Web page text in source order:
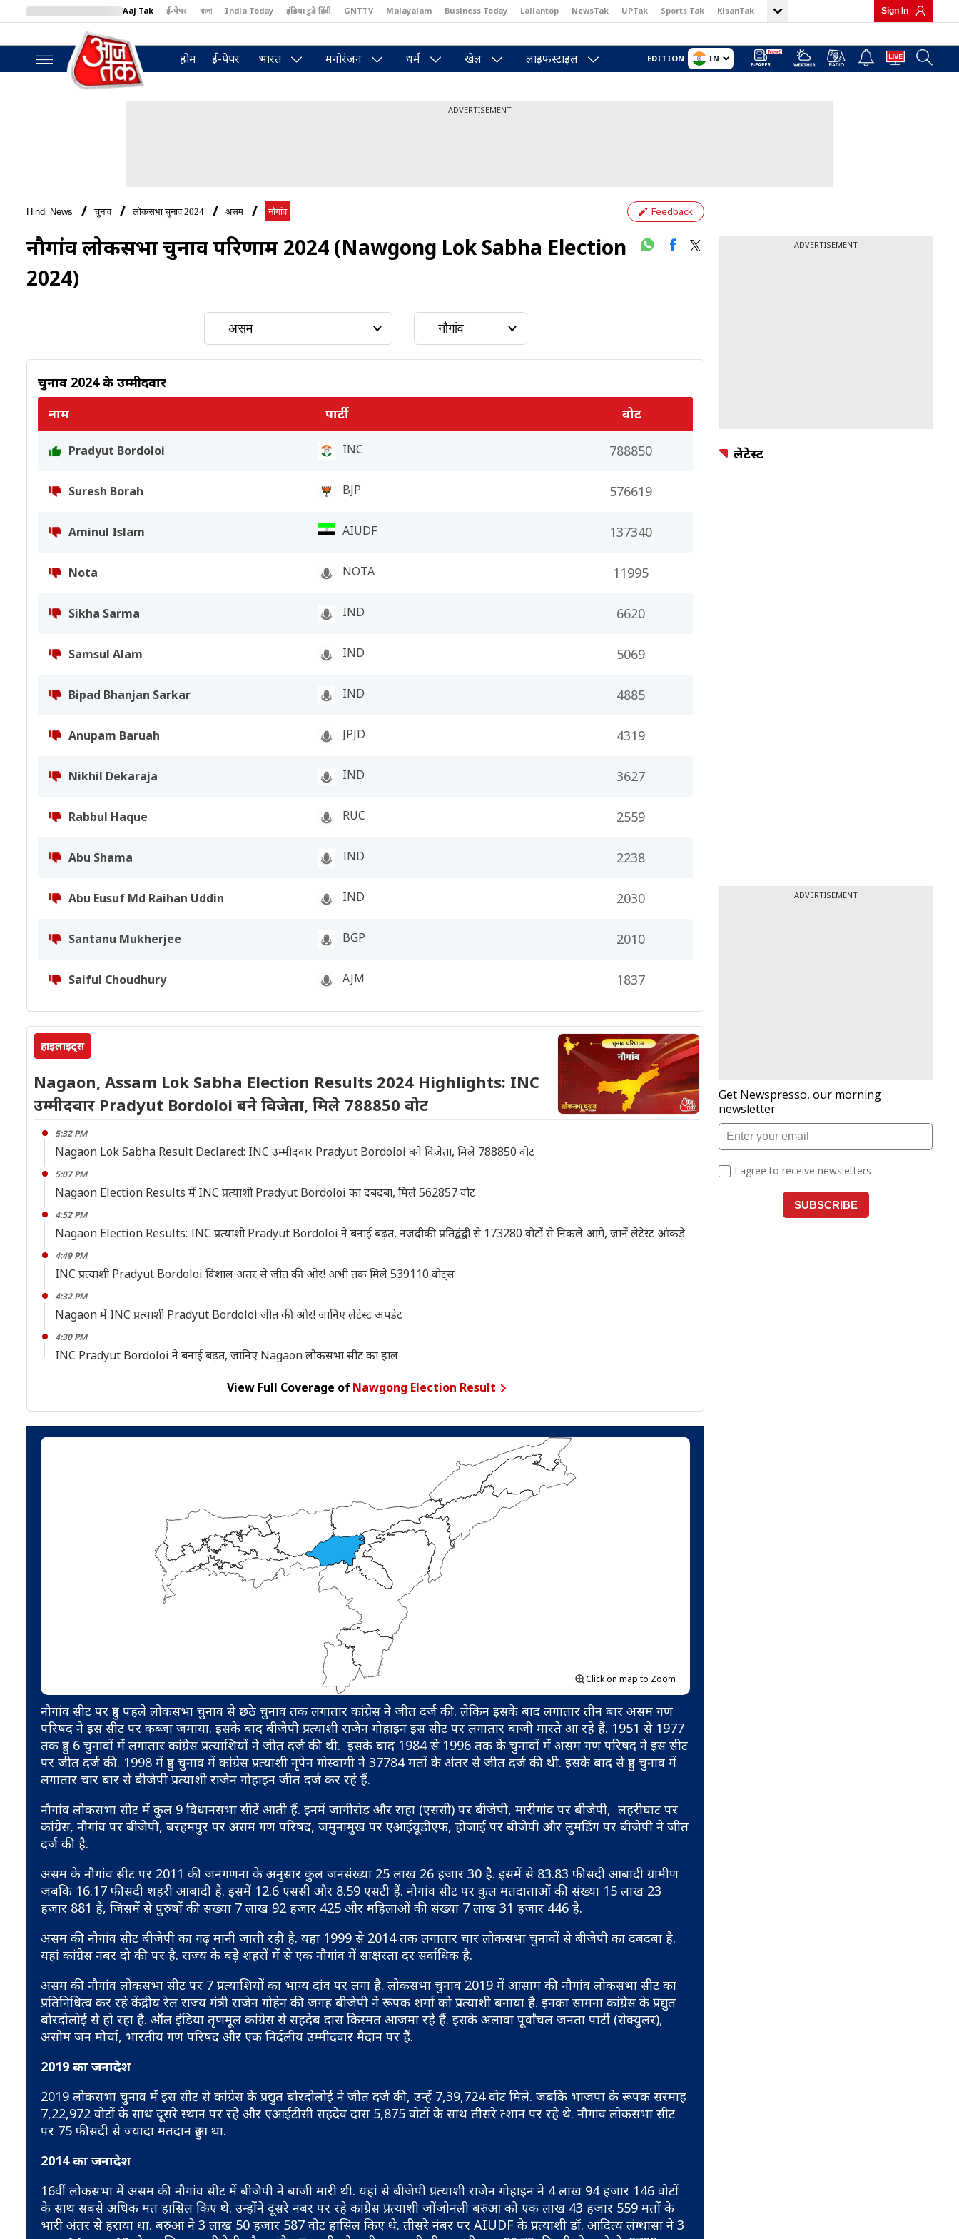
Aaj Tak ई-पेपर বাংলা India Today इंडिया टुडे हिंदी GNTTV Malayalam Business Today Lallantop NewsTak UPTak Sports Tak KisanTak
BT Bazaar
Sign In
होम ई-पेपर भारत मनोरंजन धर्म खेल लाइफस्टाइल EDITION IN
ADVERTISEMENT
Hindi News चुनाव लोकसभा चुनाव 2024 असम नौगांव Feedback
नौगांव लोकसभा चुनाव परिणाम 2024 (Nawgong Lok Sabha Election
2024)
चुनाव 2024 के उम्मीदवार
नाम
पार्टी वोट
Pradyut Bordoloi INC 788850
Suresh Borah BJP 576619
Aminul Islam AIUDF 137340
Nota NOTA 11995
Sikha Sarma IND 6620
Samsul Alam IND 5069
Bipad Bhanjan Sarkar IND 4885
Anupam Baruah JPJD 4319
Nikhil Dekaraja IND 3627
Rabbul Haque RUC 2559
Abu Shama IND 2238
Abu Eusuf Md Raihan Uddin IND 2030
Santanu Mukherjee BGP 2010
Saiful Choudhury AJM 1837
हाइलाइट्स
Nagaon, Assam Lok Sabha Election Results 2024 Highlights: INC
उम्मीदवार Pradyut Bordoloi बने विजेता, मिले 788850 वोट
5:32 PM
Nagaon Lok Sabha Result Declared: INC उम्मीदवार Pradyut Bordoloi बने विजेता, मिले 788850 वोट
5:07 PM
Nagaon Election Results में INC प्रत्याशी Pradyut Bordoloi का दबदबा, मिले 562857 वोट
4:52 PM
Nagaon Election Results: INC प्रत्याशी Pradyut Bordoloi ने बनाई बढ़त, नजदीकी प्रतिद्वंद्वी से 173280 वोटोंं से निकले आगे, जानें लेटेस्ट आंकड़े
4:49 PM
INC प्रत्याशी Pradyut Bordoloi विशाल अंतर से जीत की ओर! अभी तक मिले 539110 वोट्स
4:32 PM
Nagaon में INC प्रत्याशी Pradyut Bordoloi जीत की ओर! जानिए लेटेस्ट अपडेट
4:30 PM
INC Pradyut Bordoloi ने बनाई बढ़त, जानिए Nagaon लोकसभा सीट का हाल
View Full Coverage ofNawgong Election Result
Click on map to Zoom
नौगांव सीट पर हुए पहले लोकसभा चुनाव से छठे चुनाव तक लगातार कांग्रेस ने जीत दर्ज की. लेकिन इसके बाद लगातार तीन बार असम गण
परिषद ने इस सीट पर कब्जा जमाया. इसके बाद बीजेपी प्रत्याशी राजेन गोहाइन इस सीट पर लगातार बाजी मारते आ रहे हैं. 1951 से 1977
तक हुए 6 चुनावों में लगातार कांग्रेस प्रत्याशियों ने जीत दर्ज की थी. इसके बाद 1984 से 1996 तक के चुनावों में असम गण परिषद ने इस सीट
पर जीत दर्ज की. 1998 में हुए चुनाव में कांग्रेस प्रत्याशी नृपेन गोस्वामी ने 37784 मतों के अंतर से जीत दर्ज की थी. इसके बाद से हुए चुनाव में
लगातार चार बार से बीजेपी प्रत्याशी राजेन गोहाइन जीत दर्ज कर रहे हैं.
नौगांव लोकसभा सीट में कुल 9 विधानसभा सीटें आती हैं. इनमें जागीरोड और राहा (एससी) पर बीजेपी, मारीगांव पर बीजेपी, लहरीघाट पर
कांग्रेस, नौगांव पर बीजेपी, बरहमपुर पर असम गण परिषद, जमुनामुख पर एआईयूडीएफ, होजाई पर बीजेपी और लुमडिंग पर बीजेपी ने जीत
दर्ज की है.
असम के नौगांव सीट पर 2011 की जनगणना के अनुसार कुल जनसंख्या 25 लाख 26 हजार 30 है. इसमें से 83.83 फीसदी आबादी ग्रामीण
जबकि 16.17 फीसदी शहरी आबादी है. इसमें 12.6 एससी और 8.59 एसटी हैं. नौगांव सीट पर कुल मतदाताओं की संख्या 15 लाख 23
हजार 881 है, जिसमें से पुरुषों की संख्या 7 लाख 92 हजार 425 और महिलाओं की संख्या 7 लाख 31 हजार 446 है.
असम की नौगांव सीट बीजेपी का गढ़ मानी जाती रही है. यहां 1999 से 2014 तक लगातार चार लोकसभा चुनावों से बीजेपी का दबदबा है.
यहां कांग्रेस नंबर दो की पर है. राज्य के बड़े शहरों में से एक नौगांव में साक्षरता दर सर्वाधिक है.
असम की नौगांव लोकसभा सीट पर 7 प्रत्याश‍ियों का भाग्य दांव पर लगा है. लोकसभा चुनाव 2019 में आसाम की नौगांव लोकसभा सीट का
प्रतिनिधित्व कर रहे केंद्रीय रेल राज्य मंत्री राजेन गोहेन की जगह बीजेपी ने रूपक शर्मा को प्रत्याशी बनाया है. इनका सामना कांग्रेस के प्रद्युत
बोरदोलोई से हो रहा है. ऑल इंड‍िया तृणमूल कांग्रेस से सहदेब दास क‍िस्मत आजमा रहे हैं. इसके अलावा पूर्वांचल जनता पार्टी (सेक्युलर),
असोम जन मोर्चा, भारतीय गण पर‍िषद और एक न‍िर्दलीय उम्मीदवार मैदान पर हैं.
2019 का जनादेश
2019 लोकसभा चुनाव में इस सीट से कांग्रेस के प्रद्युत बोरदोलोई ने जीत दर्ज की, उन्हें 7,39,724 वोट मिले. जबकि भाजपा के रूपक सरमाह
7,22,972 वोटों के साथ दूसरे स्थान पर रहे और एआईटीसी सहदेव दास 5,875 वोटों के साथ तीसरे त्शान पर रहे थे. नौगांव लोकसभा सीट
पर 75 फीसदी से ज्यादा मतदान हुआ था.
2014 का जनादेश
16वीं लोकसभा में असम की नौगांव सीट में बीजेपी ने बाजी मारी थी. यहां से बीजेपी प्रत्याशी राजेन गोहाइन ने 4 लाख 94 हजार 146 वोटों
के साथ सबसे अधिक मत हासिल किए थे. उन्होंने दूसरे नंबर पर रहे कांग्रेस प्रत्याशी जोंजोनली बरुआ को एक लाख 43 हजार 559 मतों के
भारी अंतर से हराया था. बरुआ ने 3 लाख 50 हजार 587 वोट हासिल किए थे. तीसरे नंबर पर AIUDF के प्रत्याशी डॉ. आदित्य लंग्थासा ने 3
ADVERTISEMENT
लेटेस्ट
ADVERTISEMENT